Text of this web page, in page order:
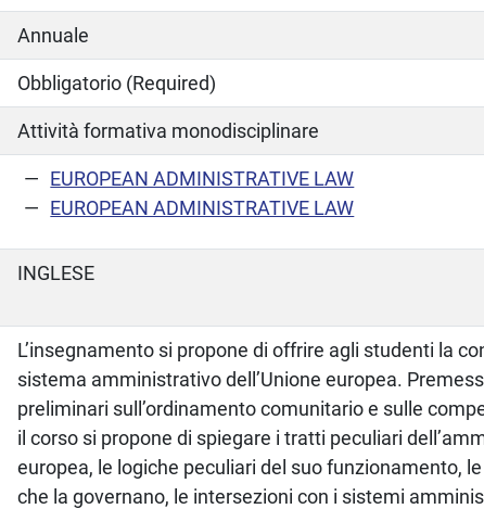
Annuale
Obbligatorio (Required)
Attività formativa monodisciplinare
EUROPEAN ADMINISTRATIVE LAW
EUROPEAN ADMINISTRATIVE LAW
INGLESE
L’insegnamento si propone di offrire agli studenti la
sistema amministrativo dell’Unione europea.
preliminari sull’ordinamento comunitario e sulle
il corso si propone di spiegare i tratti peculiari
europea, le logiche peculiari del suo funzionamento,
che la governano, le intersezioni con i sistemi